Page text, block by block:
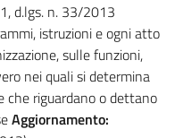
d.lgs. n. 33/2013
istruzioni e ogni atto
sulle funzioni,
nei quali si determina
che riguardano o dettano
Aggiornamento: